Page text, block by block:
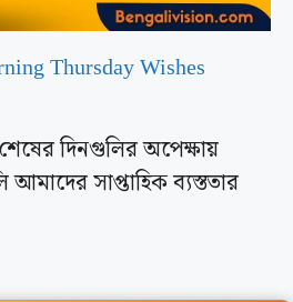
Thursday Wishes
দিনগুলির অপেক্ষায়
সাপ্তাহিক ব্যস্ততার